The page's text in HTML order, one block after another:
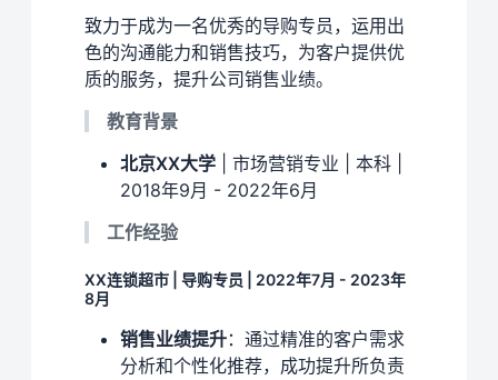
致力于成为一名优秀的导购专员，运用出
色的沟通能力和销售技巧，为客户提供优
质的服务，提升公司销售业绩。
教育背景
北京XX大学 | 市场营销专业 | 本科 |
2018年9月 - 2022年6月
工作经验
XX连锁超市 | 导购专员 | 2022年7月 - 2023年
8月
销售业绩提升：通过精准的客户需求
分析和个性化推荐，成功提升所负责